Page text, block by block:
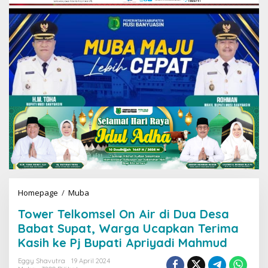
Homepage / Muba
w
e
r
T
e
Tower Telkomsel On Air di Dua Desa
Babat Supat, Warga Ucapkan Terima
Kasih ke Pj Bupati Apriyadi Mahmud
Eggy Shavutra
19 April 2024